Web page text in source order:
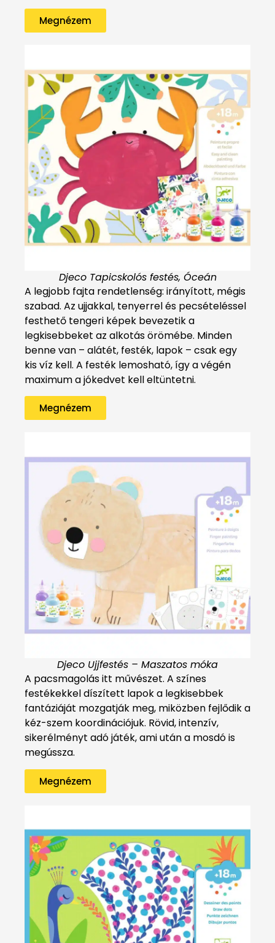
Megnézem
Djeco Tapicskolós festés, Óceán
A legjobb fajta rendetlenség: irányított, mégis
szabad. Az ujjakkal, tenyerrel és pecsételéssel
festhető tengeri képek bevezetik a
legkisebbeket az alkotás örömébe. Minden
benne van – alátét, festék, lapok – csak egy
kis víz kell. A festék lemosható, így a végén
maximum a jókedvet kell eltüntetni.
Megnézem
Djeco Ujjfestés – Maszatos móka
A pacsmagolás itt művészet. A színes
festékekkel díszített lapok a legkisebbek
fantáziáját mozgatják meg, miközben fejlődik a
kéz-szem koordinációjuk. Rövid, intenzív,
sikerélményt adó játék, ami után a mosdó is
megússza.
Megnézem